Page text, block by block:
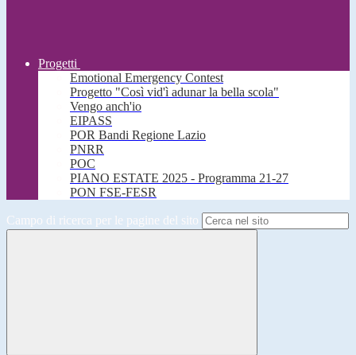
Progetti
Emotional Emergency Contest
Progetto "Così vid'ì adunar la bella scola"
Vengo anch'io
EIPASS
POR Bandi Regione Lazio
PNRR
POC
PIANO ESTATE 2025 - Programma 21-27
PON FSE-FESR
Campo di ricerca per le pagine del sito